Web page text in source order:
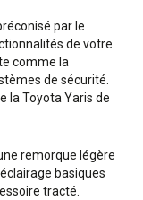
par le
de votre
comme la
de sécurité.
la Toyota Yaris de
remorque légère
basiques
tracté.